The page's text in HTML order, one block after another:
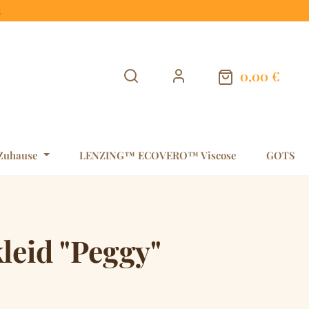
0,00 €
Warenkorb
LENZING™ ECOVERO™ Viscose GOTS
"Peggy"